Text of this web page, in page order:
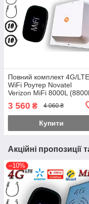
Повний комплект 4G/LTE
WiFi Роутер Novatel
Verizon MiFi 8000L
Cat18 до 1.2 Гб/с + MiMo
антеною 2×17dbi
3 560 ₴ 4 060 ₴
Купити
Акційні пропозиції
–10%